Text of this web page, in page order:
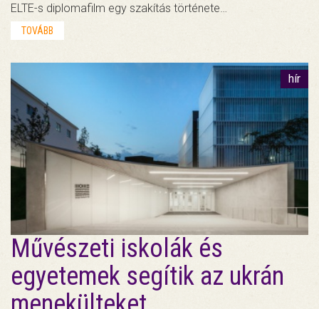
ELTE-s diplomafilm egy szakítás története…
TOVÁBB
hír
Művészeti iskolák és
egyetemek segítik az ukrán